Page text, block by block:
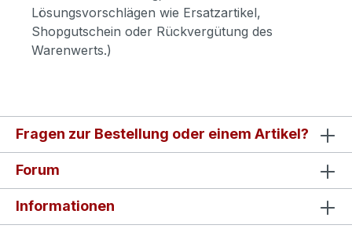
Lösungsvorschlägen wie Ersatzartikel,
Shopgutschein oder Rückvergütung des
Warenwerts.)
Fragen zur Bestellung oder einem Artikel?
Forum
Informationen